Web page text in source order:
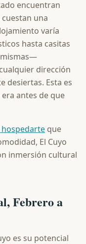
encuentran
una
varía
hasta casitas
mismas—
dirección
desiertas. Esta es
antes de que
que
El Cuyo
inmersión cultural
Febrero a
es su potencial